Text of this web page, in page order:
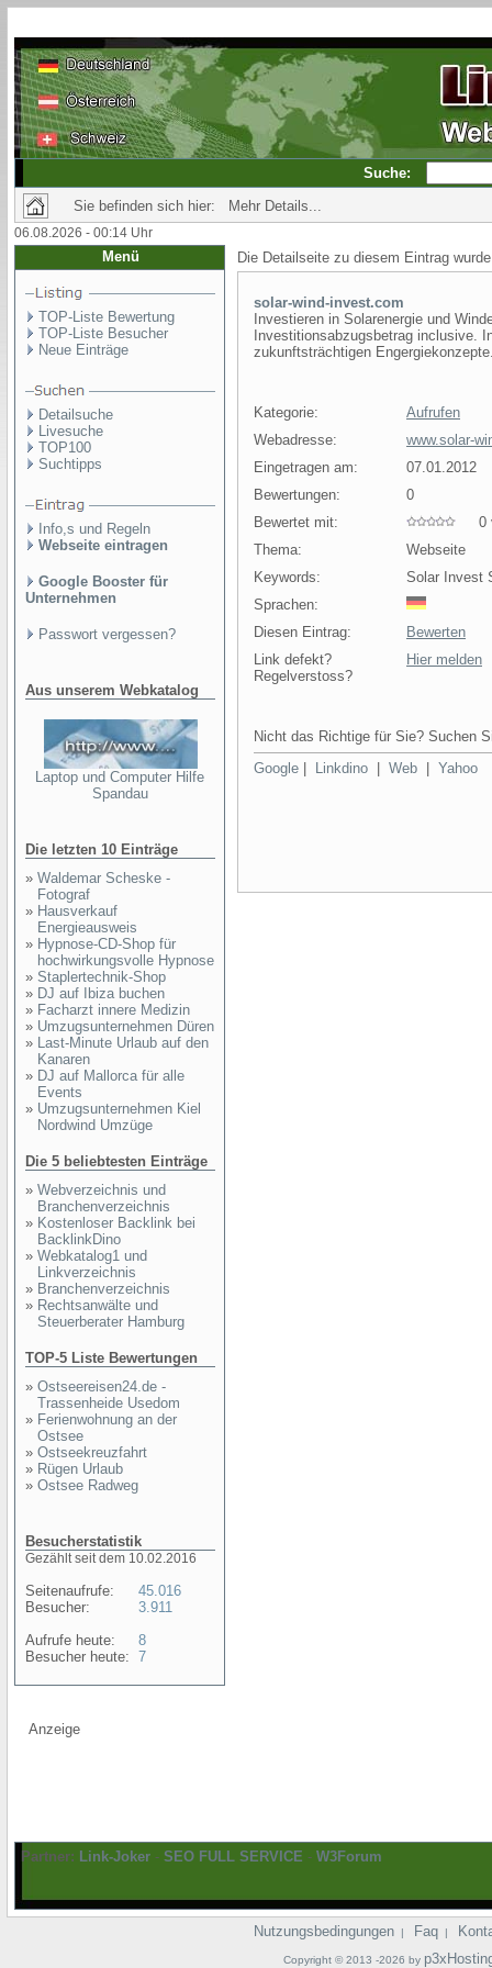
Suche:
Sie befinden sich hier: Mehr Details...
06.08.2026 - 00:14 Uhr
Menü
TOP-Liste Bewertung
TOP-Liste Besucher
Neue Einträge
Detailsuche
Livesuche
TOP100
Suchtipps
Info,s und Regeln
Webseite eintragen
Google Booster für
Unternehmen
Passwort vergessen?
Aus unserem Webkatalog
Laptop und Computer Hilfe
Spandau
Die letzten 10 Einträge
» Waldemar Scheske -
Fotograf
» Hausverkauf
Energieausweis
» Hypnose-CD-Shop für
hochwirkungsvolle Hypnose
» Staplertechnik-Shop
» DJ auf Ibiza buchen
» Facharzt innere Medizin
» Umzugsunternehmen Düren
» Last-Minute Urlaub auf den
Kanaren
» DJ auf Mallorca für alle
Events
» Umzugsunternehmen Kiel
Nordwind Umzüge
Die 5 beliebtesten Einträge
» Webverzeichnis und
Branchenverzeichnis
» Kostenloser Backlink bei
BacklinkDino
» Webkatalog1 und
Linkverzeichnis
» Branchenverzeichnis
» Rechtsanwälte und
Steuerberater Hamburg
TOP-5 Liste Bewertungen
» Ostseereisen24.de -
Trassenheide Usedom
» Ferienwohnung an der
Ostsee
» Ostseekreuzfahrt
» Rügen Urlaub
» Ostsee Radweg
Besucherstatistik
Gezählt seit dem 10.02.2016
Seitenaufrufe:
Besucher:
Aufrufe heute:
Besucher heute:
45.016
3.911
8
7
Die Detailseite zu diesem Eintrag
solar-wind-invest.com
Investieren in Solarenergie und
Investitionsabzugsbetrag inclusive.
zukunftsträchtigen
Kategorie:
Aufrufen
Webadresse:
www.solar-
Eingetragen am:
07.01.2012
Bewertungen:
0
Bewertet mit:
0
Thema:
Webseite
Keywords:
Solar Invest
Sprachen:
Diesen Eintrag:
Bewerten
Link defekt?
Regelverstoss?
Hier melden
Nicht das Richtige für Sie? Suchen
Google
Linkdino Web Yahoo
Anzeige
Partner: Link-Joker - SEO FULL SERVICE - W3Forum
Nutzungsbedingungen | Faq |
Copyright © 2013 -2026 by